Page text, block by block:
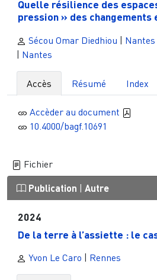
Quelle résilience des
pression » des changements
Sécou Omar Diedhiou Nantes
Nantes
Accès Résumé Index
Accèder au document
10.4000/bagf.10691
Fichier
Publication Autre
2024
De la terre à l’assiette : le
Yvon Le Caro Rennes